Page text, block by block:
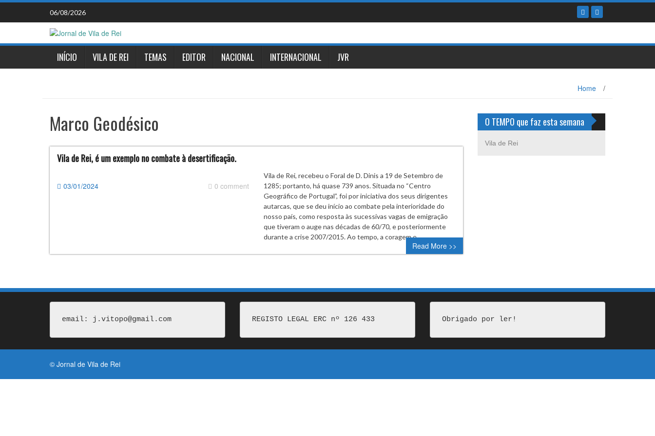
Skip
content
06/08/2026
INÍCIO VILA DE REI TEMAS EDITOR NACIONAL INTERNACIONAL JVR
Home /
Marco Geodésico
Vila de Rei, é um exemplo no combate à desertificação.
03/01/2024 0 comment
Vila de Rei, recebeu o Foral de D. Dinis a 19 de Setembro de
1285; portanto, há quase 739 anos. Situada no “Centro
Geográfico de Portugal”, foi por iniciativa dos seus dirigentes
autarcas, que se deu início ao combate pela interioridade do
nosso país, como resposta às sucessivas vagas de emigração
que tiveram o auge nas décadas de 60/70, e posteriormente
durante a crise 2007/2015. Ao tempo, a coragem e…
Read More >>
O TEMPO que faz esta semana
Vila de Rei
email: j.vitopo@gmail.com REGISTO LEGAL ERC nº 126 433 Obrigado por ler!
© Jornal de Vila de Rei